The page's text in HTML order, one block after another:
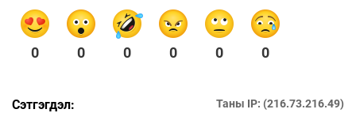
0 0 0 0 0 0
Сэтгэгдэл: Таны IP: (216.73.216.49)